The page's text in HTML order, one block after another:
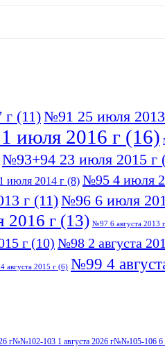
г (11)№91 25 июля
июля 2016 г (16)
№93+94 23 июля 2015 г
июля 2014 г (8) №95 4 июля
г (11)№96 6 июля
2016 г (13) №97 6 августа 2013 г
г (10) №98 2 августа
августа 2015 г (6) №99 4
г№№102-103 1 августа 2026 г№№105-106 6